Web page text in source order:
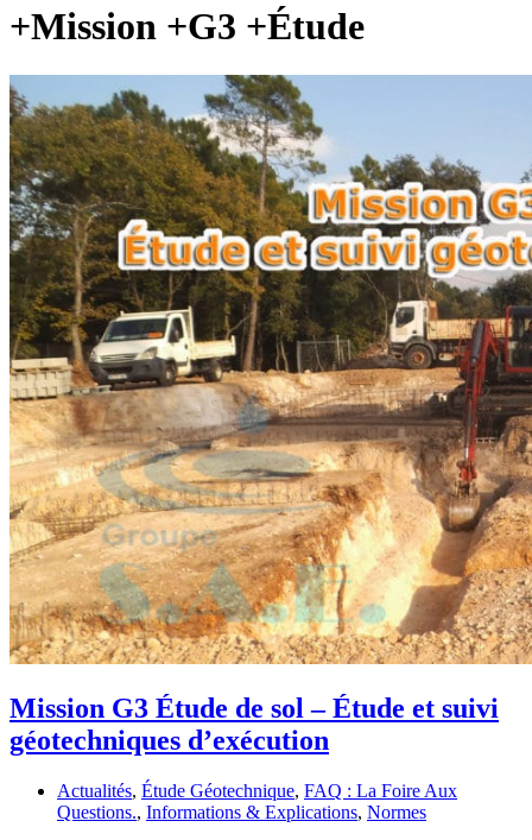
+Mission +G3 +Étude
Mission G3 Étude de sol – Étude et suivi
géotechniques d’exécution
Actualités, Étude Géotechnique, FAQ : La Foire Aux
Questions., Informations & Explications, Normes